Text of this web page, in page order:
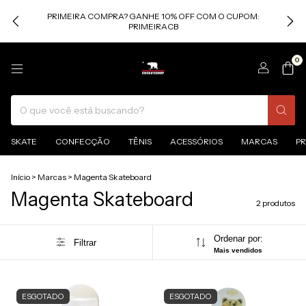
PRIMEIRA COMPRA? GANHE 10% OFF COM O CUPOM:
PRIMEIRACB
0
SKATE CONFECÇÃO TÊNIS ACESSÓRIOS MARCAS
Início > Marcas > Magenta Skateboard
Magenta Skateboard 2 produtos
Filtrar Ordenar por:
Mais vendidos
ESGOTADO ESGOTADO